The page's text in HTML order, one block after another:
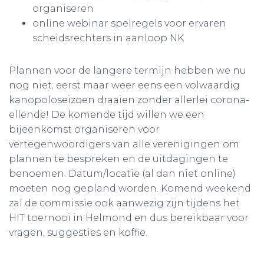
organiseren
online webinar spelregels voor ervaren
scheidsrechters in aanloop NK
Plannen voor de langere termijn hebben we nu
nog niet; eerst maar weer eens een volwaardig
kanopoloseizoen draaien zonder allerlei corona-
ellende! De komende tijd willen we een
bijeenkomst organiseren voor
vertegenwoordigers van alle verenigingen om
plannen te bespreken en de uitdagingen te
benoemen. Datum/locatie (al dan niet online)
moeten nog gepland worden. Komend weekend
zal de commissie ook aanwezig zijn tijdens het
HIT toernooi in Helmond en dus bereikbaar voor
vragen, suggesties en koffie.